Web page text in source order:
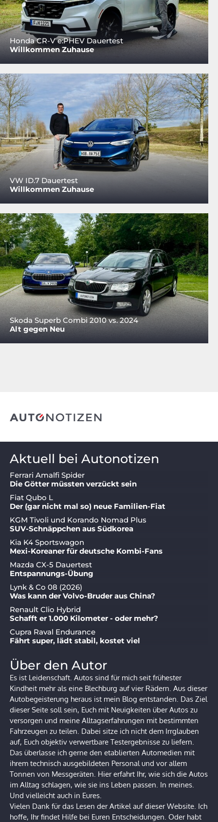
Honda CR-V e:PHEV Dauertest
Willkommen Zuhause
VW ID.7 Dauertest
Willkommen Zuhause
Skoda Superb Combi 2010 vs. 2024
Alt gegen Neu
Aktuell bei Autonotizen
Ferrari Amalfi Spider
Die Götter müssten verzückt sein
Fiat Qubo L
Der (gar nicht mal so) neue Familien-Fiat
KGM Tivoli und Korando Nomad Plus
SUV-Schnäppchen aus Südkorea
Kia K4 Sportswagon
Mexi-Koreaner für deutsche Kombi-Fans
Mazda CX-5 Dauertest
Entspannungs-Übung
Lynk & Co 08 (2026)
Was kann der Volvo-Bruder aus China?
Renault Clio Hybrid
Schafft er 1.000 Kilometer - oder mehr?
Cupra Raval Endurance
Fährt super, lädt stabil, kostet viel
Über den Autor
Es ist Leidenschaft. Autos sind für mich seit frühester
Kindheit mehr als eine Blechburg auf vier Rädern. Aus dieser
Autobegeisterung heraus ist mein Blog entstanden. Das Ziel
dieser Seite soll sein, Euch mit Neuigkeiten über Autos zu
versorgen und meine Alltagserfahrungen mit bestimmten
Fahrzeugen zu teilen. Dabei sitze ich nicht dem Irrglauben
auf, Euch objektiv verwertbare Testergebnisse zu liefern.
Das überlasse ich gerne den etablierten Automedien mit
ihrem technisch ausgebildeten Personal und vor allem
Tonnen von Messgeräten. Hier erfahrt Ihr, wie sich die Autos
im Alltag schlagen, wie sie ins Leben passen. In meines.
Und vielleicht auch in Eures.
Vielen Dank für das Lesen der Artikel auf dieser Website. Ich
hoffe, Ihr findet Hilfe bei Euren Entscheidungen. Oder habt